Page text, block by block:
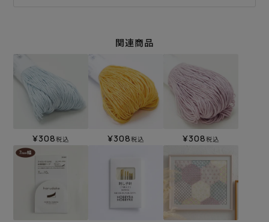
関連商品
¥308税込 ¥308税込 ¥308税込